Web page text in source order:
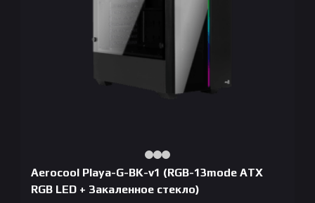
Aerocool Playa-G-BK-v1 (RGB-13mode ATX
RGB LED + Закаленное стекло)